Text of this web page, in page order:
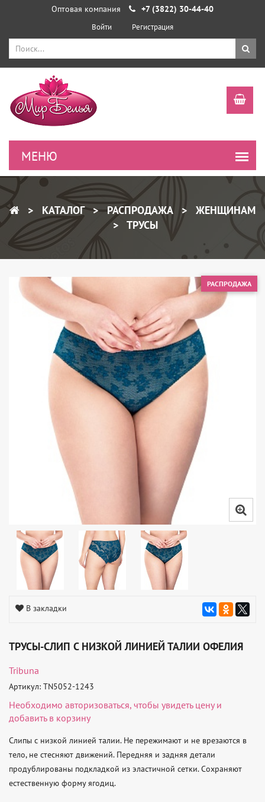
Оптовая компания +7 (3822) 30-44-40
Войти Регистрация
КАТАЛОГ РАСПРОДАЖА
ЖЕНЩИНАМ
ТРУСЫ
РАСПРОДАЖА
В закладки
ТРУСЫ-СЛИП С НИЗКОЙ ЛИНИЕЙ ТАЛИИ ОФЕЛИЯ
Tribuna
Артикул: TN5052-1243
Необходимо авторизоваться, чтобы увидеть цену и
добавить в корзину
Слипы с низкой линией талии. Не пережимают и не врезаются в
тело, не стесняют движений. Передняя и задняя детали
продублированы подкладкой из эластичной сетки. Сохраняют
естественную форму ягодиц.